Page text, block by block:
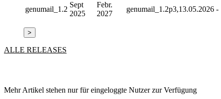
genumail_1.2
Sept
2025
Febr.
2027
genumail_1.2p3,13.05.2026 -
>
ALLE RELEASES
Mehr Artikel stehen nur für eingeloggte Nutzer zur Verfügung